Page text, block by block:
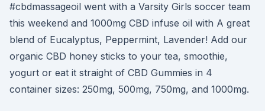
#cbdmassageoil went with a Varsity Girls soccer team
this weekend and 1000mg CBD infuse oil with A great
blend of Eucalyptus, Peppermint, Lavender! Add our
organic CBD honey sticks to your tea, smoothie,
yogurt or eat it straight of CBD Gummies in 4
container sizes: 250mg, 500mg, 750mg, and 1000mg.